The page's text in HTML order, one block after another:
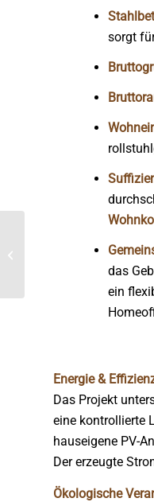
sorgt
das
ein
Energie &
Das Projekt
eine kontrollierte
hauseigene PV-
Der erzeugte
Ökologische
Holzbauweise, Prüm